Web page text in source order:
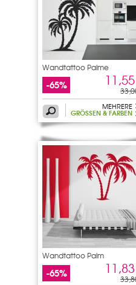
Wandtattoo Palme
-65%
MEHRERE
GRÖSSEN & FARBEN
Wandtattoo Palm
-65%